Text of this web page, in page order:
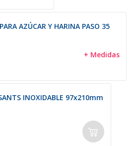
AZÚCAR Y HARINA PASO 35
+ Medidas
INOXIDABLE 97x210mm